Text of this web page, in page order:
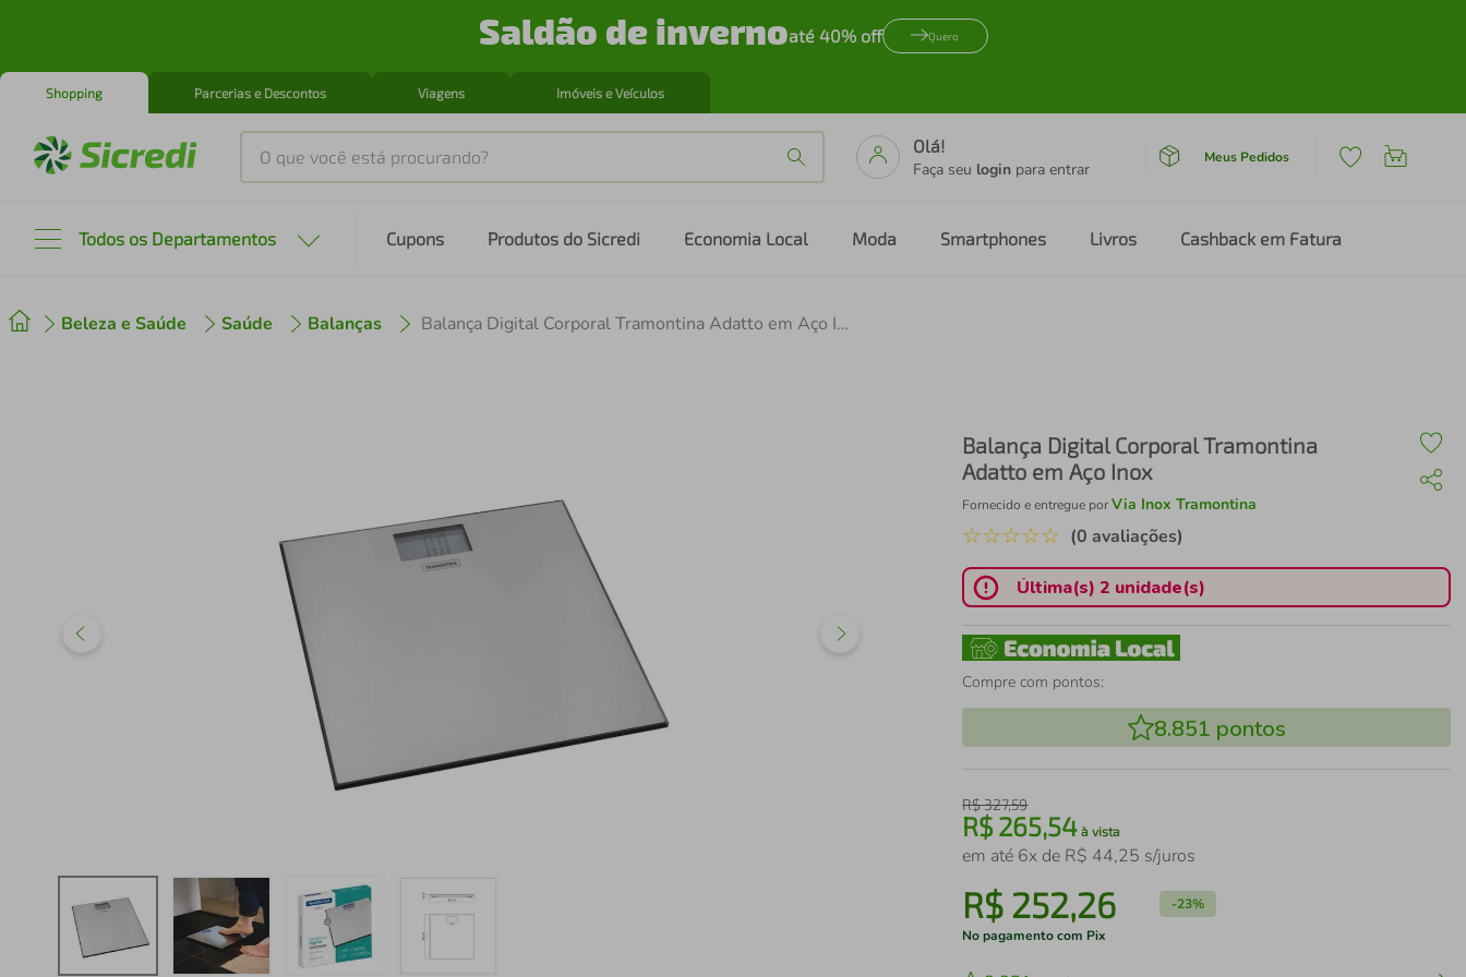
Saldão de invernoaté 40% off Quero
Shopping Parcerias e Descontos Viagens Imóveis e Veículos
O que você está procurando?
Olá!
Faça seu login para entrar
Meus Pedidos
Todos os Departamentos Cupons Produtos do Sicredi Economia Local Moda Smartphones Livros Cashback em Fatura
Beleza e Saúde Saúde Balanças Balança Digital Corporal Tramontina Adatto em Aço Inox
Balança Digital Corporal Tramontina
Adatto em Aço Inox
Fornecido e entregue porVia Inox Tramontina
☆☆☆☆☆ (0 avaliações)
Última(s) 2 unidade(s)
Compre com pontos:
8.851 pontos
R$327,59
R$265,54 à vista
em até 6x de R$ 44,25 s/juros
R$ 252,26 -23%
No pagamento com Pix
2º cafeteira